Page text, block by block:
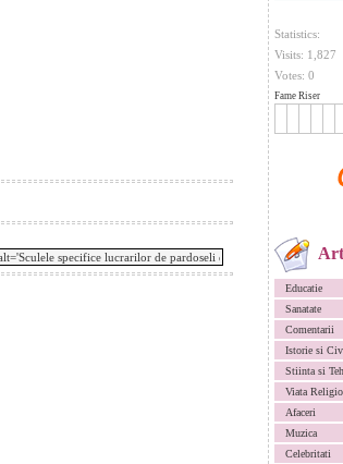
Statistics:
Visits: 1,827
Votes: 0
Fame Riser
Educatie
Sanatate
Comentarii
Istorie si
Stiinta si
Viata
Afaceri
Muzica
Celebritati